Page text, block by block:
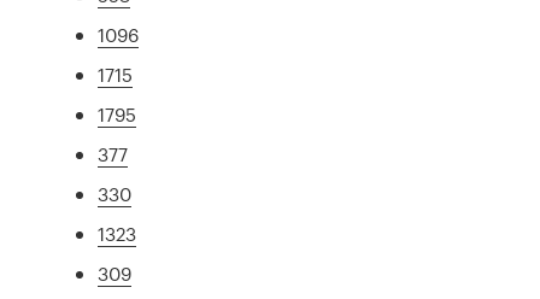
1096
1715
1795
377
330
1323
309